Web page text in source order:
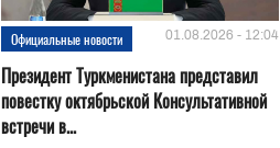
Официальные новости 01.08.2026 - 12:04
Президент Туркменистана представил
повестку октябрьской Консультативной
встречи в...